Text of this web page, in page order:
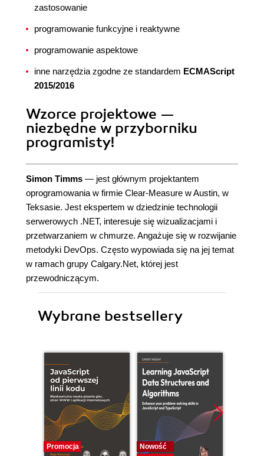
zastosowanie
programowanie funkcyjne i reaktywne
programowanie aspektowe
inne narzędzia zgodne ze standardem ECMAScript
2015/2016
Wzorce projektowe —
niezbędne w przyborniku
programisty!
Simon Timms — jest głównym projektantem
oprogramowania w firmie Clear-Measure w Austin, w
Teksasie. Jest ekspertem w dziedzinie technologii
serwerowych .NET, interesuje się wizualizacjami i
przetwarzaniem w chmurze. Angażuje się w rozwijanie
metodyki DevOps. Często wypowiada się na jej temat
w ramach grupy Calgary.Net, której jest
przewodniczącym.
Wybrane bestsellery
Promocja
Nowość